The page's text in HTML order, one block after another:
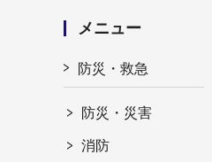
メニュー
防災・救急
防災・災害
消防